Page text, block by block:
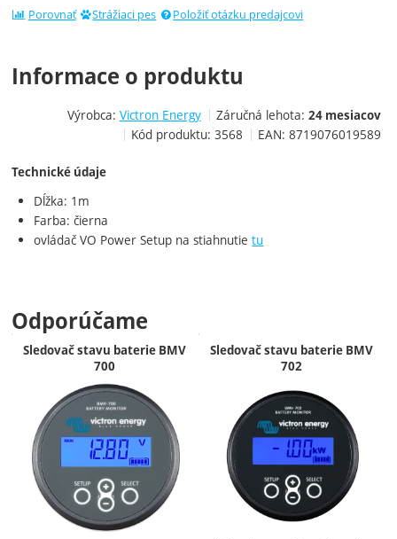
Porovnať Strážiaci pes Položiť otázku predajcovi
Informace o produktu
Výrobca: Victron Energy Záručná lehota: 24 mesiacov
Kód produktu: 3568 EAN: 8719076019589
Technické údaje
Dĺžka: 1m
Farba: čierna
ovládač VO Power Setup na stiahnutietu
Odporúčame
Sledovač stavu baterie BMV
700
Sledovač stavu baterie BMV
702